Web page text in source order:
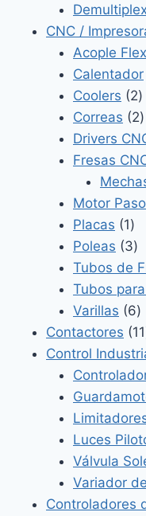
CNC /
Acople
Calentador
Coolers 22
Correas 22
Drivers
Fresas
Motor
Placas 11
Poleas 33
Tubos de
Tubos
Varillas 66
Contactores 11
Control
Luces
Válvula
Variador
Controladores